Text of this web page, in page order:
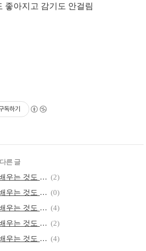
좋아지고 감기도 안걸림
독하기
른 글
IT를 한다면 발레를 배우는 것도 좋은 것 같다 - 제91편 스트레칭 몸살나서 회복중 (2)
IT를 한다면 발레를 배우는 것도 좋은 것 같다 - 제90편 호두까기 인형 보고옴, 몸 접는거 연습 (0)
IT를 한다면 발레를 배우는 것도 좋은 것 같다 - 제88편 옆 복근 운동 했더니 플리에가 나아 졌다. (4)
IT를 한다면 발레를 배우는 것도 좋은 것 같다 - 제87편 트위스트 연습, 옆 복근 (2)
IT를 한다면 발레를 배우는 것도 좋은 것 같다 - 제86편 턴 연습, 이미지 트레이닝 (4)